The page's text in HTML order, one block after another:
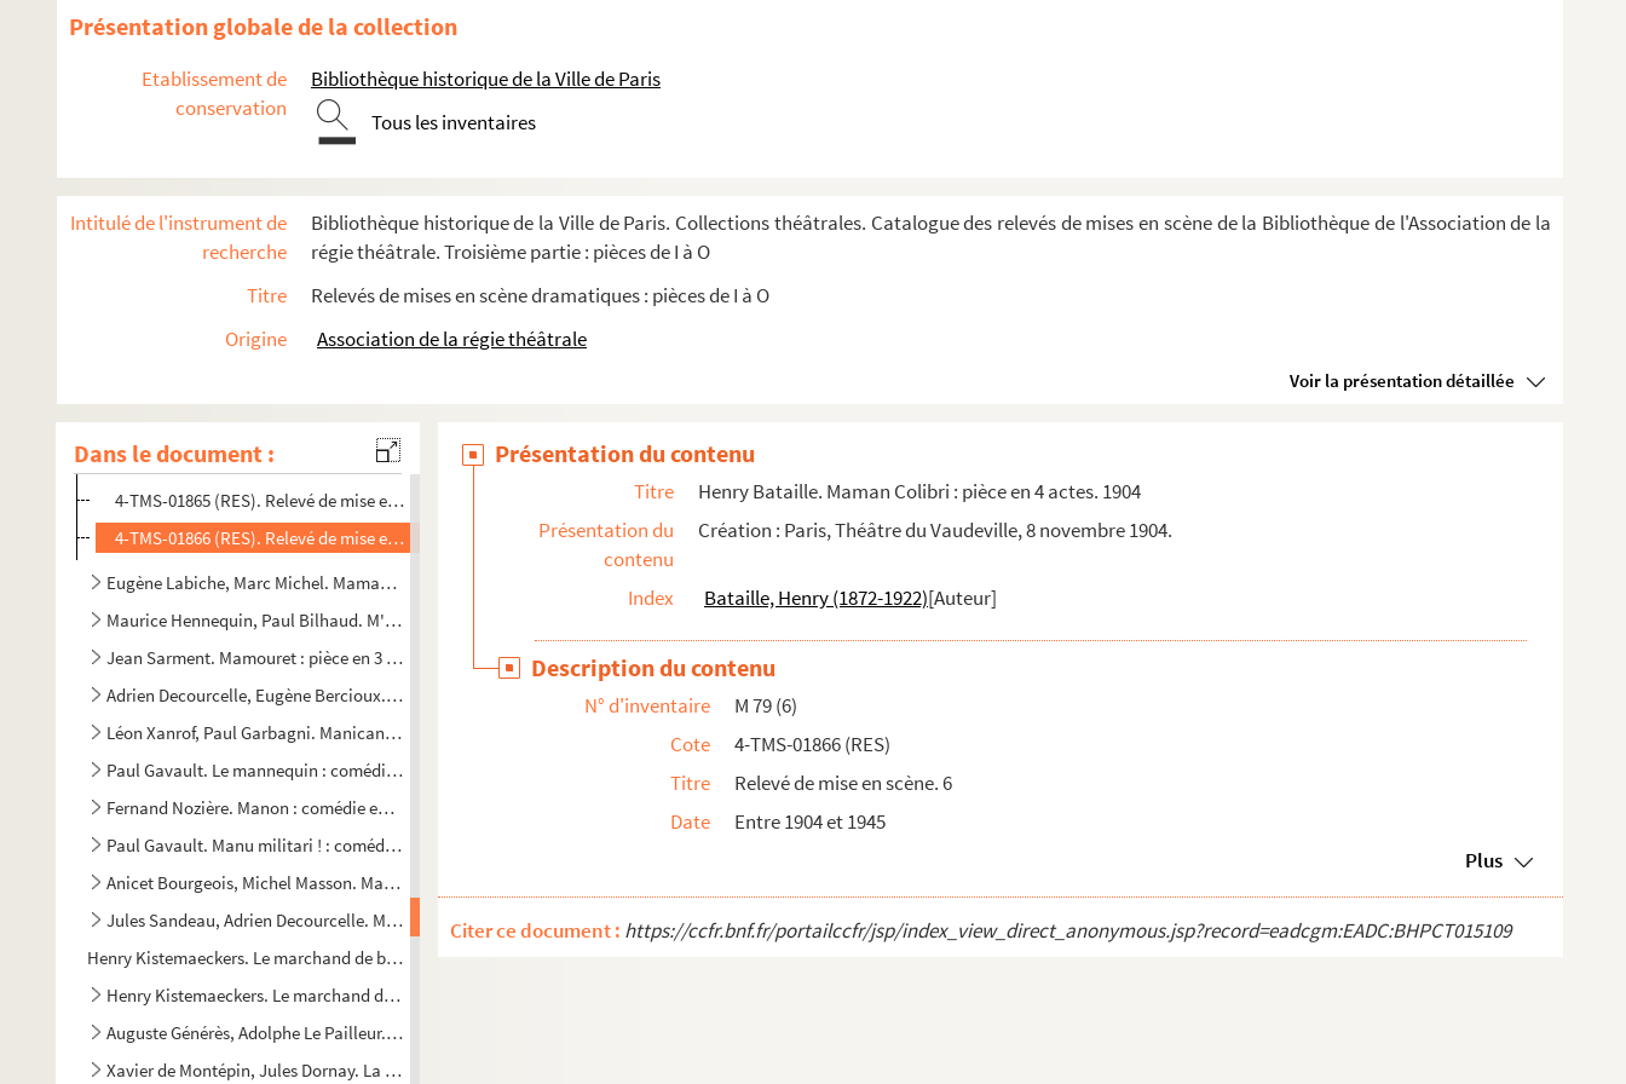
Présentation globale de la collection
Etablissement de
conservation
Bibliothèque historique de la Ville de Paris
Tous les inventaires
Intitulé de l'instrument de
recherche
Bibliothèque historique de la Ville de Paris. Collections théâtrales. Catalogue des relevés de mises en scène de la Bibliothèque de l'Association de la
régie théâtrale. Troisième partie : pièces de I à O
Titre
Relevés de mises en scène dramatiques : pièces de I à O
Origine
Association de la régie théâtrale
Voir la présentation détaillée
Dans le document :
Marcel Achard. Le mal d'amour : pièce en 3 actes, 1 prologue et 1 épilogue. 1955
Ferdinand Brückner. Le mal de la jeunesse : pièce en 3 actes adaptée par Mme Renée Cave. 1931
Ira Wallach. Le mal de test : comédie en 3 actes. Adaptée par Albert Husson. 1965
E. Wirzka-Tigy. Mâle fin ou Le Repas trop copieux : moralité en 1 acte avec prologue. 1909
Paul de Pitray. Les malheurs de Sophie : comédie en 3 actes. Adaptation d'après le roman de Madame d...
José Germain, Paul Moncousin. Maman : comédie en 3 actes. 1924
Henry Bataille. Maman Colibri : pièce en 4 actes. 1904
8-TMS-01485 (RES). Relevé de mise en scène. 1
8-TMS-01486 (RES). Relevé de mise en scène. 3
4-TMS-01864 (RES). Relevé de mise en scène. 4. Édouard Cassin Mise en scène
4-TMS-01865 (RES). Relevé de mise en scène. 5
4-TMS-01866 (RES). Relevé de mise en scène. 6
Eugène Labiche, Marc Michel. Maman Sabouleux : comédie en 1 acte mêlée de chant. 1852
Maurice Hennequin, Paul Bilhaud. M'Amour : comédie en 3 actes. 1901
Jean Sarment. Mamouret : pièce en 3 parties et 12 tableaux. 1941
Adrien Decourcelle, Eugène Bercioux. Mam'zelle Rose : vaudeville en 1 acte. 1852
Léon Xanrof, Paul Garbagni. Manicant est un satyre : vaudeville en 3 actes. 1921
Paul Gavault. Le mannequin : comédie en 4 actes. 1914
Fernand Nozière. Manon : comédie en 3 actes. 1924
Paul Gavault. Manu militari ! : comédie en 1 acte. 1902
Anicet Bourgeois, Michel Masson. Marceau ou Les enfants de la république : drame en 5 actes et 10 ta...
Jules Sandeau, Adrien Decourcelle. Marcel : drame en 1 acte. 1872
Henry Kistemaeckers. Le marchand de bonheur : comédie en 3 actes. 1910
Henry Kistemaeckers. Le marchand de bonheur : comédie en 3 actes. 1910
Auguste Générès, Adolphe Le Pailleur. Le marchand d'habits : drame en 7 tableaux. 1884
Xavier de Montépin, Jules Dornay. La marchande de fleurs : pièce en 5 actes et 10 tableaux. 1901
Présentation du contenu
Titre
Henry Bataille. Maman Colibri : pièce en 4 actes. 1904
Présentation du
contenu
Création : Paris, Théâtre du Vaudeville, 8 novembre 1904.
Index Bataille, Henry (1872-1922)[Auteur]
Description du contenu
N° d'inventaire
M 79 (6)
Cote
4-TMS-01866 (RES)
Titre
Relevé de mise en scène. 6
Date
Entre 1904 et 1945
Plus
Citer ce document : https://ccfr.bnf.fr/portailccfr/jsp/index_view_direct_anonymous.jsp?record=eadcgm:EADC:BHPCT015109